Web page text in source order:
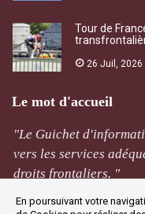
Tour de
26 Juil, 2026
Le mot d'accueil
"Le Guichet
vers les services
droits frontaliers. "
En poursuivant votre